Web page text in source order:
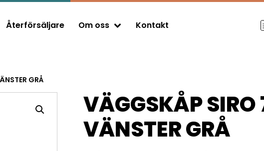
Återförsäljare Om oss Kontakt
GRÅ
VÄGGSKÅP SIRO
VÄNSTER GRÅ